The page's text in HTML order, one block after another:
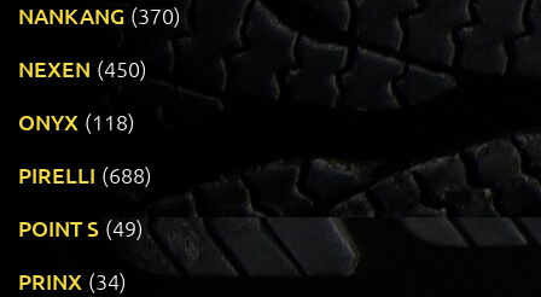
NANKANG (370)
NEXEN (450)
ONYX (118)
PIRELLI (688)
POINT S (49)
PRINX (34)